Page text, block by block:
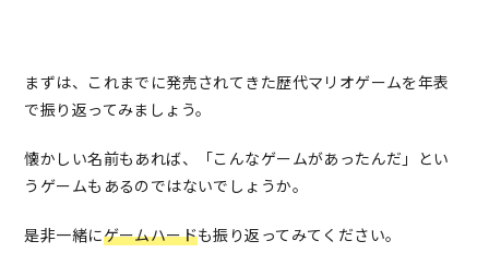
まずは、これまでに発売されてきた歴代マリオゲームを年表
で振り返ってみましょう。
懐かしい名前もあれば、「こんなゲームがあったんだ」とい
うゲームもあるのではないでしょうか。
是非一緒にゲームハードも振り返ってみてください。